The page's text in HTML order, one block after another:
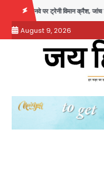
content
ट्रेनी विमान क्रैश, जांच शुरू
August 9, 2026